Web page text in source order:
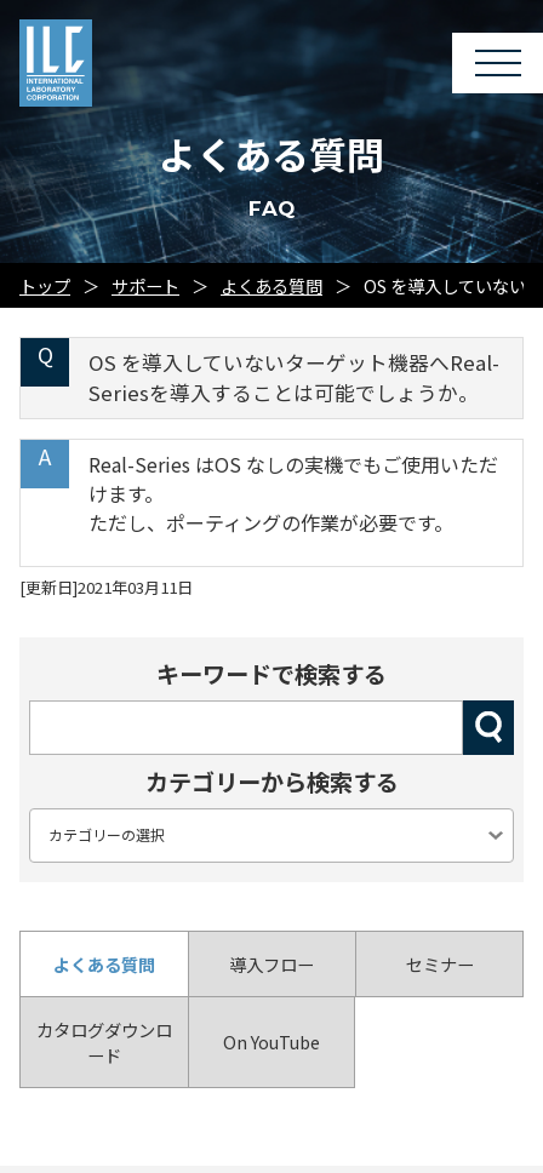
よくある質問
FAQ
トップ サポート よくある質問 OS を導入していない
OS を導入していないターゲット機器へReal-
Seriesを導入することは可能でしょうか。
Real-Series はOS なしの実機でもご使用いただ
けます。
ただし、ポーティングの作業が必要です。
[更新日]2021年03月11日
キーワードで検索する
カテゴリーから検索する
よくある質問 導入フロー セミナー
カタログダウンロ
ード
On YouTube